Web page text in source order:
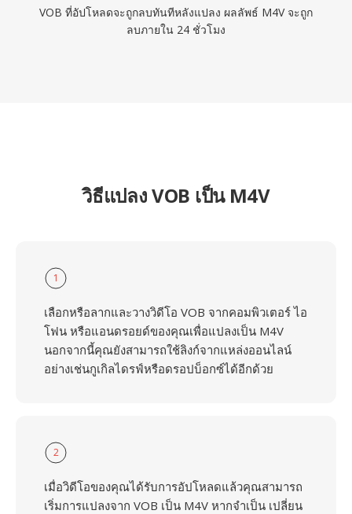
VOB ที่อัปโหลดจะถูกลบทันทีหลังแปลง ผลลัพธ์ M4V จะถูก
ลบภายใน 24 ชั่วโมง
วิธีแปลง VOB เป็น M4V
1
เลือกหรือลากและวางวิดีโอ VOB จากคอมพิวเตอร์ ไอ
โฟน หรือแอนดรอยด์ของคุณเพื่อแปลงเป็น M4V
นอกจากนี้คุณยังสามารถใช้ลิงก์จากแหล่งออนไลน์
อย่างเช่นกูเกิลไดรฟ์หรือดรอปบ็อกซ์ได้อีกด้วย
2
เมื่อวิดีโอของคุณได้รับการอัปโหลดแล้วคุณสามารถ
เริ่มการแปลงจาก VOB เป็น M4V หากจำเป็น เปลี่ยน